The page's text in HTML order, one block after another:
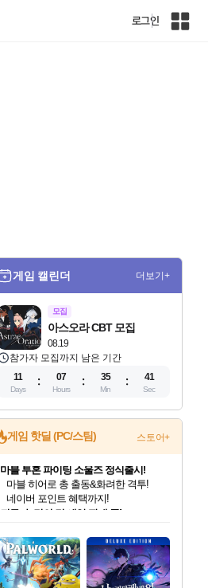
로그인
인
게임 캘린더 더보기+
모집
08.19
아스오라 CBT 모집
참가자 모집까지 남은 기간
11
Days
07
Hours
35
Min
40
Sec
게임 핫딜 (PC/스팀) 스토어+
최대 90% 할인가를 만나보세요!
네이버혜택과 함께 만나보세요!
50%할인&추가 적립까지!
네이버 포인트 혜택까지!
귀무자: 검의 길 예약 판매 중!
10% 할인과
이니&베니 혜택까지!
네이버 혜택가와 함께 예약하세요!
할인&네이버혜택으로 만나보세요!
네이버페이 혜택과 만나보세요!
40주년 프로모션으로 만나보세요!
할인가에 만나보세요!
일부 에디션 상시 할인!
혜택으로 예약 판매 중
편안하게 충전하세요